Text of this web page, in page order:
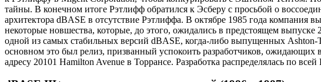
тайны. В конечном итоге Рэтлифф обратился к Эсберу с просьбой о
архитектора dBASE в отсутствие Рэтлиффа. В октябре 1985 года
некоторые новшества, которые, до этого, ожидались в предстоящем
одной из самых стабильных версий dBASE, когда-либо выпущенных
основном это был релиз, призванный успокоить разработчиков,
адресу 20101 Hamilton Avenue в Торрансе. Разработка распределялась по